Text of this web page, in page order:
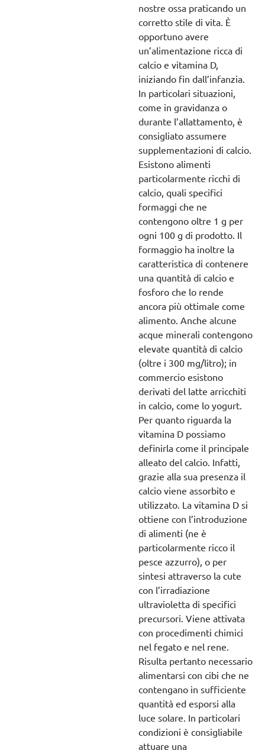
nostre ossa praticando un
corretto stile di vita. È
opportuno avere
un’alimentazione ricca di
calcio e vitamina D,
iniziando fin dall’infanzia.
In particolari situazioni,
come in gravidanza o
durante l’allattamento, è
consigliato assumere
supplementazioni di calcio.
Esistono alimenti
particolarmente ricchi di
calcio, quali specifici
formaggi che ne
contengono oltre 1 g per
ogni 100 g di prodotto. Il
formaggio ha inoltre la
caratteristica di contenere
una quantità di calcio e
fosforo che lo rende
ancora più ottimale come
alimento. Anche alcune
acque minerali contengono
elevate quantità di calcio
(oltre i 300 mg/litro); in
commercio esistono
derivati del latte arricchiti
in calcio, come lo yogurt.
Per quanto riguarda la
vitamina D possiamo
definirla come il principale
alleato del calcio. Infatti,
grazie alla sua presenza il
calcio viene assorbito e
utilizzato. La vitamina D si
ottiene con l’introduzione
di alimenti (ne è
particolarmente ricco il
pesce azzurro), o per
sintesi attraverso la cute
con l’irradiazione
ultravioletta di specifici
precursori. Viene attivata
con procedimenti chimici
nel fegato e nel rene.
Risulta pertanto necessario
alimentarsi con cibi che ne
contengano in sufficiente
quantità ed esporsi alla
luce solare. In particolari
condizioni è consigliabile
attuare una